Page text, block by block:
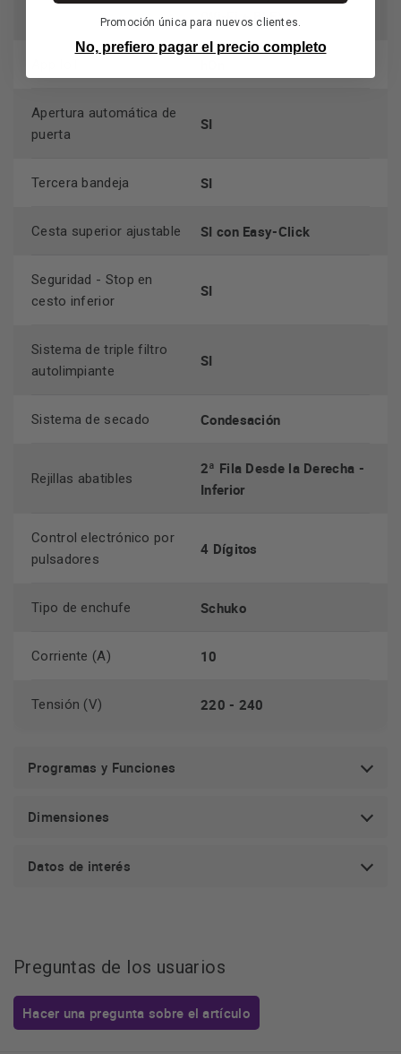
(Wi-Fi + BLE)
Apertura automática de
puerta
SI
Tercera bandeja SI
Cesta superior ajustable SI con Easy-Click
Seguridad - Stop en
cesto inferior
SI
Sistema de triple filtro
autolimpiante
SI
Sistema de secado Condesación
Rejillas abatibles
2ª Fila Desde la Derecha -
Inferior
Control electrónico por
pulsadores
4 Dígitos
Tipo de enchufe Schuko
Corriente (A) 10
Tensión (V) 220 - 240
Programas y Funciones
Dimensiones
Datos de interés
Preguntas de los usuarios
Hacer una pregunta sobre el artículo
Promoción única para nuevos clientes.
No, prefiero pagar el precio completo